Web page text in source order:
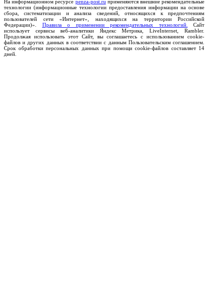
На информационном ресурсе penza-post.ru применяются внешние рекомендательные
технологии (информационные технологии предоставления информации на основе
сбора, систематизации и анализа сведений, относящихся к предпочтениям
пользователей сети «Интернет», находящихся на территории Российской
Федерации)». Правила о применении рекомендательных технологий.
Сайт
использует сервисы веб-аналитики Яндекс Метрика, LiveInternet, Rambler.
Продолжая использовать этот Сайт, вы соглашаетесь с использованием cookie-
файлов и других данных в соответствии с данным Пользовательским соглашением.
Срок обработки персональных данных при помощи cookie-файлов составляет 14
дней.